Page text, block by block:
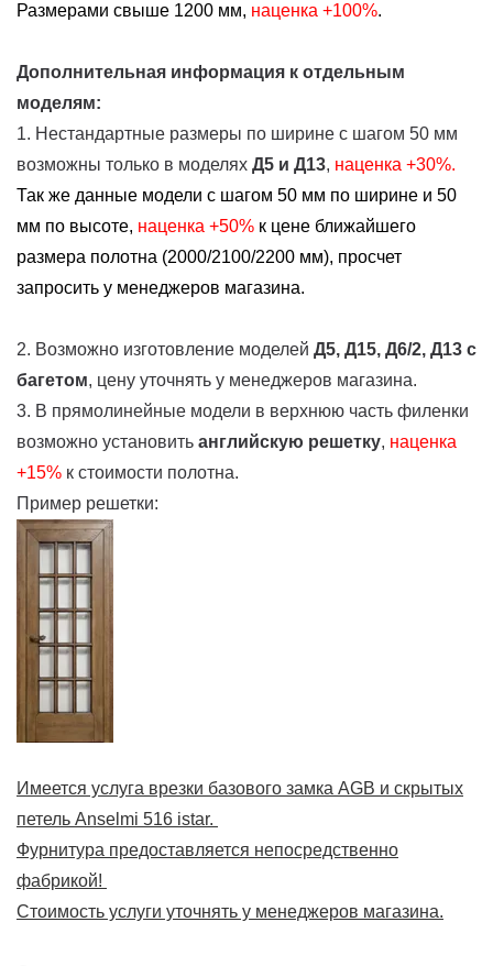
Размерами свыше 1200 мм, наценка +100%.
Дополнительная информация к отдельным
моделям:
1. Нестандартные размеры по ширине с шагом 50 мм
возможны только в моделях Д5 и Д13, наценка +30%.
Так же данные модели с шагом 50 мм по ширине и 50
мм по высоте, наценка +50% к цене ближайшего
размера полотна (2000/2100/2200 мм), просчет
запросить у менеджеров магазина.
2. Возможно изготовление моделей Д5, Д15, Д6/2, Д13 с
багетом, цену уточнять у менеджеров магазина.
3. В прямолинейные модели в верхнюю часть филенки
возможно установить английскую решетку, наценка
+15% к стоимости полотна.
Пример решетки:
Имеется услуга врезки базового замка AGB и скрытых
петель Anselmi 516 istar.
Фурнитура предоставляется непосредственно
фабрикой!
Стоимость услуги уточнять у менеджеров магазина.